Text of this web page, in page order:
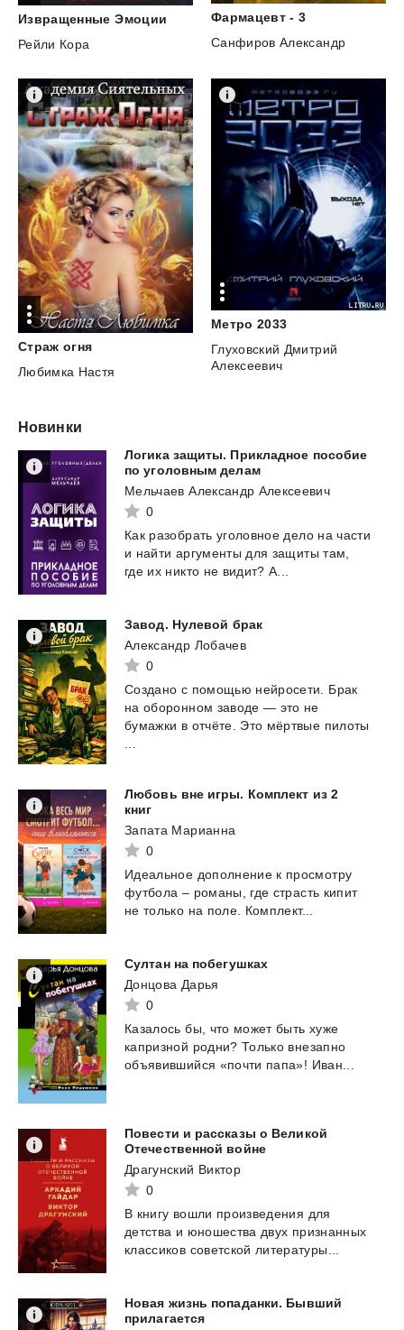
Извращенные Эмоции
Рейли Кора
Фармацевт - 3
Санфиров Александр
Страж огня
Любимка Настя
Метро 2033
Глуховский Дмитрий
Алексеевич
Новинки
Логика защиты. Прикладное пособие
по уголовным делам
Мельчаев Александр Алексеевич
0
Как разобрать уголовное дело на части
и найти аргументы для защиты там,
где их никто не видит? А...
Завод. Нулевой брак
Александр Лобачев
0
Создано с помощью нейросети. Брак
на оборонном заводе — это не
бумажки в отчёте. Это мёртвые пилоты
Любовь вне игры. Комплект из 2
книг
Запата Марианна
0
Идеальное дополнение к просмотру
футбола – романы, где страсть кипит
не только на поле. Комплект...
Султан на побегушках
Донцова Дарья
0
Казалось бы, что может быть хуже
капризной родни? Только внезапно
объявившийся «почти папа»! Иван...
Повести и рассказы о Великой
Отечественной войне
Драгунский Виктор
0
В книгу вошли произведения для
детства и юношества двух признанных
классиков советской литературы...
Новая жизнь попаданки. Бывший
прилагается